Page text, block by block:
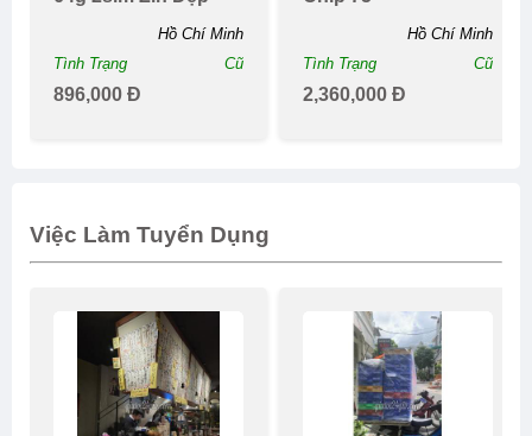
Hồ Chí Minh
Tình Trạng
Cũ
896,000 Đ
Hồ Chí Minh
Tình Trạng
Cũ
2,360,000 Đ
Việc Làm Tuyển Dụng